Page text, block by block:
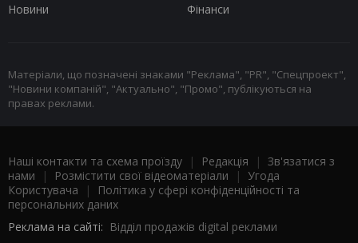
Новини
Фінанси
Матеріали, що позначені знаками "Реклама", "PR", "Спецпроект",
"Новини компаній", "Актуально", "Промо", публікуються на
правах реклами.
Наші контакти та схема проїзду | Редакція | Зв'язатися з
нами | Розмістити свої відеоматеріали | Угода
Користувача |
Політика у сфері конфіденційності та
персональних даних
Реклама на сайті: Відділ продажів digital реклами